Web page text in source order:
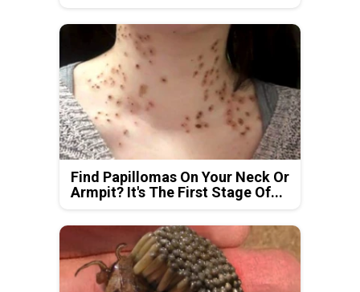
Find Papillomas On Your Neck Or
Armpit? It's The First Stage Of...